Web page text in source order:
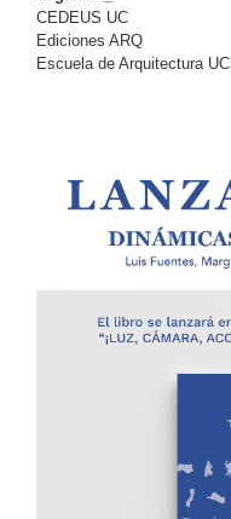
CEDEUS UC
Ediciones ARQ
Escuela de Arquitectura UC